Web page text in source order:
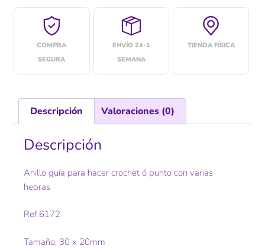
COMPRA
SEGURA
ENVÍO 24-1
SEMANA
TIENDA FÍSICA
Descripción Valoraciones (0)
Descripción
Anillo guía para hacer crochet ó punto con varias
hebras
Ref.6172
Tamaño. 30 x 20mm